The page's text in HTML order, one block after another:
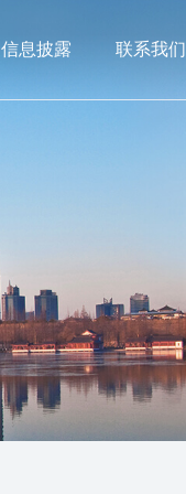
信息披露 联系我们